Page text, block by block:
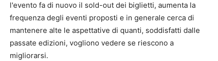
l'evento fa di nuovo il sold-out dei biglietti, aumenta la
frequenza degli eventi proposti e in generale cerca di
mantenere alte le aspettative di quanti, soddisfatti dalle
passate edizioni, vogliono vedere se riescono a
migliorarsi.